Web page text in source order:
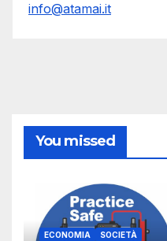
info@atamai.it
You missed
ECONOMIA SOCIETÀ